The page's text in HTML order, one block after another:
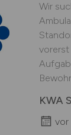
Wir
KWA
vor